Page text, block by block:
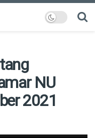
NU
2021